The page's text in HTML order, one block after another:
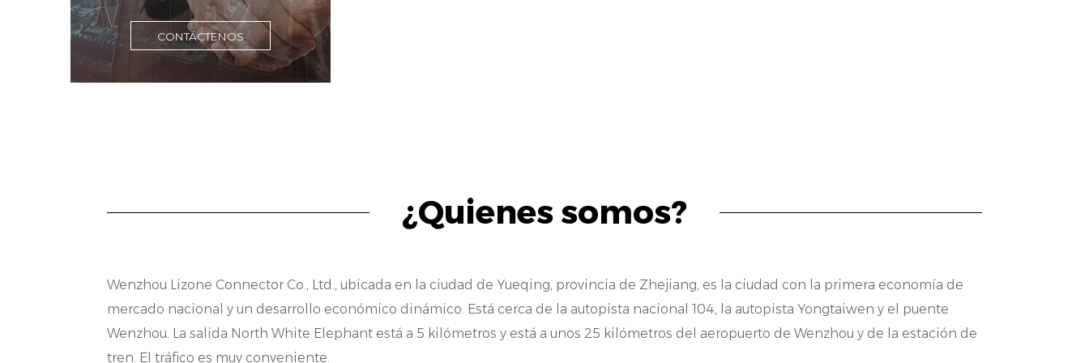
CONTÁCTENOS
Una de las ventajas clave de nuestro conector de 3 pines es su compatibilidad e
integración con equipos existentes o la conexión a nuevos componentes, nuestros
conectores ofrecen conectividad sin problemas, lo que reduce el tiempo de instalación y la
complejidad. Esta interoperabilidad asegura una comunicación fluida entre las diferentes
¿Quienes somos?
Wenzhou Lizone Connector Co., Ltd., ubicada en la ciudad de Yueqing, provincia de Zhejiang, es la ciudad con la primera economía de
mercado nacional y un desarrollo económico dinámico. Está cerca de la autopista nacional 104, la autopista Yongtaiwen y el puente
Wenzhou. La salida North White Elephant está a 5 kilómetros y está a unos 25 kilómetros del aeropuerto de Wenzhou y de la estación de
tren. El tráfico es muy conveniente.